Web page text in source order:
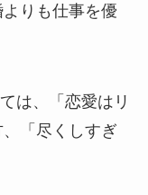
りも仕事を優
は、「恋愛はリ
「尽くしすぎ